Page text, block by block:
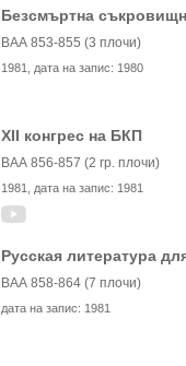
Безсмъртна
ВАА 853-855 (3 плочи)
1981 , дата на запис: 1980
XII конгрес на БКП
ВАА 856-857 (2 гр. плочи)
1981 , дата на запис: 1981
Русская литература
ВАА 858-864 (7 плочи)
дата на запис: 1981